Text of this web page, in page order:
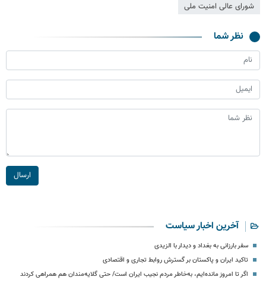
شورای عالی امنیت ملی
نظر شما
ارسال
آخرین اخبار سیاست
سفر بارزانی به بغداد و دیدار با الزیدی
تاکید ایران و پاکستان بر گسترش روابط تجاری و اقتصادی
اگر تا امروز مانده‌ایم، به‌خاطر مردم نجیب ایران است/ حتی گلایه‌مندان هم همراهی کردند